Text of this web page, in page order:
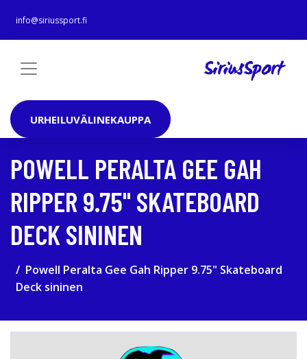
info@siriussport.fi
URHEILUVÄLINEKAUPPA
POWELL PERALTA GEE GAH
RIPPER 9.75" SKATEBOARD
DECK SININEN
Powell Peralta Gee Gah Ripper 9.75" Skateboard
Deck sininen